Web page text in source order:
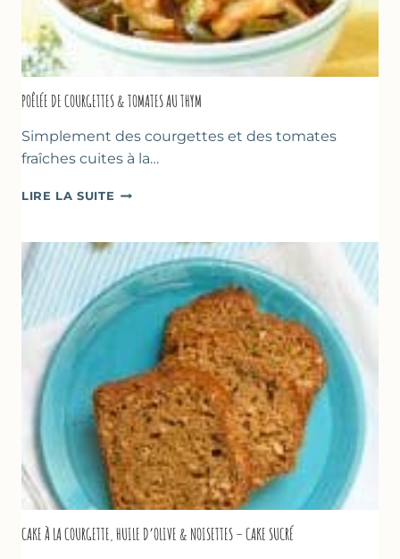
POÊLÉE DE COURGETTES & TOMATES AU THYM
Simplement des courgettes et des tomates
fraîches cuites à la…
LIRE LA SUITE POÊLÉE
&
TOMATES
AU
THYM
CAKE À LA COURGETTE, HUILE D’OLIVE & NOISETTES – CAKE SUCRÉ